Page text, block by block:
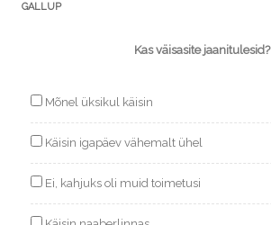
GALLUP
Kas väisasite jaanitulesid?
Mõnel üksikul käisin
Käisin igapäev vähemalt ühel
Ei, kahjuks oli muid toimetusi